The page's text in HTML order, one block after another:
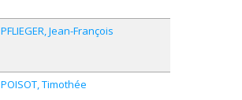
PFLIEGER Jean-François
POISOT Timothée